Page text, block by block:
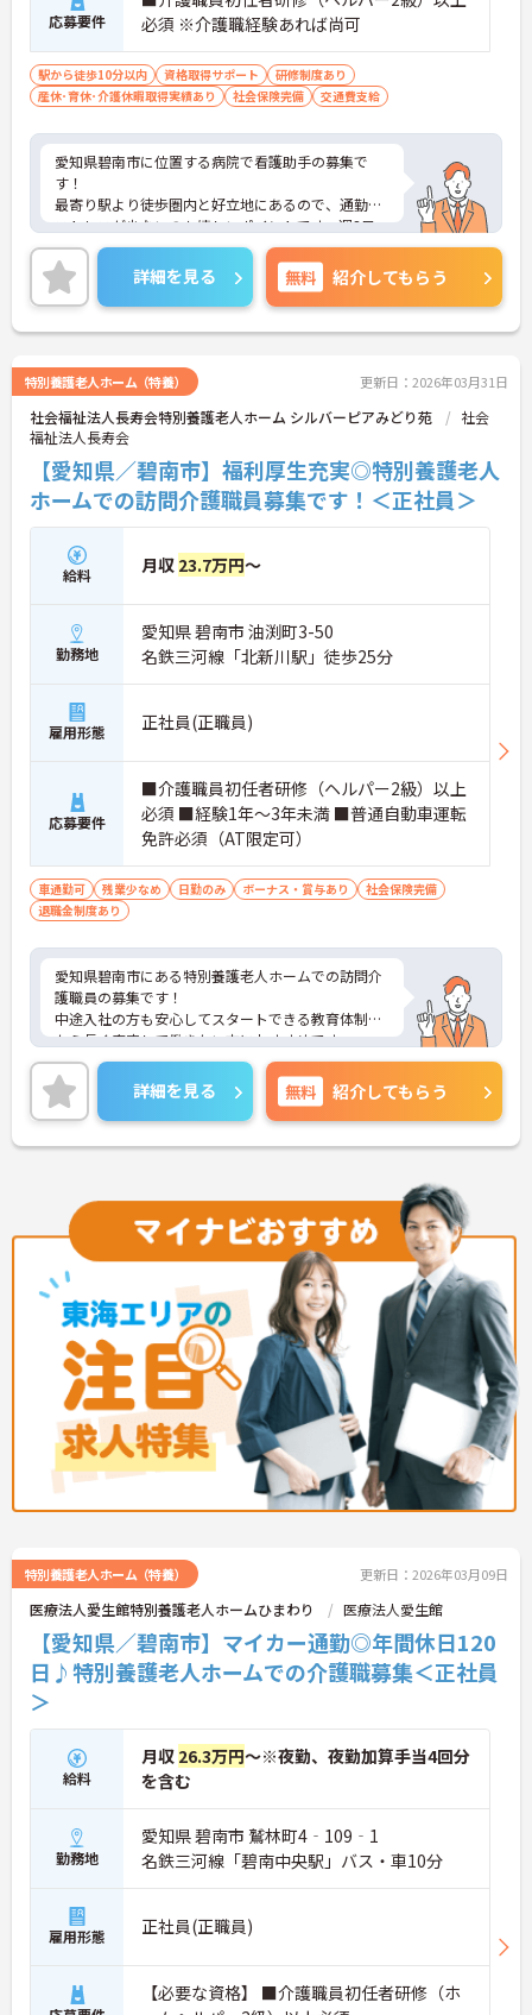
応募要件
必須 ※介護職経験あれば尚可
駅から徒歩10分以内 資格取得サポート
研修制度あり
産休･育休･介護休暇取得実績あり
社会保険完備 交通費支給
愛知県碧南市に位置する病院で看護助手の募集で
す！
最寄り駅より徒歩圏内と好立地にあるので、通勤の
ストレスが少ないのも嬉しいポイントです。週3日～
勤務OKでシフトの相談も可能なため自分のペースで
働くことができます！昇給制度があり、頑張りが評
価されてしっかりと還元されます。
こちらの求人にご興味がございましたら面接のポイ
ントもお伝えしますので是非ご応募お待ちしており
詳細を見る 無料 紹介してもらう
特別養護老人ホーム（特養） 更新日：2026年03月31日
社会福祉法人長寿会特別養護老人ホーム シルバーピアみどり苑
社会
福祉法人長寿会
【愛知県／碧南市】福利厚生充実◎特別養護老人
ホームでの訪問介護職員募集です！＜正社員＞
給料 月収 23.7万円～
勤務地
愛知県 碧南市 油渕町3-50
名鉄三河線「北新川駅」徒歩25分
雇用形態 正社員(正職員)
応募要件
■介護職員初任者研修（ヘルパー2級）以上
必須 ■経験1年～3年未満 ■普通自動車運転
免許必須（AT限定可）
車通勤可 残業少なめ 日勤のみ ボーナス・賞与あり
社会保険完備
退職金制度あり
愛知県碧南市にある特別養護老人ホームでの訪問介
護職員の募集です！
中途入社の方も安心してスタートできる教育体制だ
から長く安定して働きたい方におすすめです。
ご興味がある方は、ご面接のポイントをお伝えしま
すので、お気軽にお問い合わせください。
詳細を見る 無料 紹介してもらう
特別養護老人ホーム（特養） 更新日：2026年03月09日
医療法人愛生館特別養護老人ホームひまわり 医療法人愛生館
【愛知県／碧南市】マイカー通勤◎年間休日120
日♪特別養護老人ホームでの介護職募集＜正社員
＞
給料
月収 26.3万円～※夜勤、夜勤加算手当4回分
を含む
勤務地
愛知県 碧南市 鷲林町4‐109‐1
名鉄三河線「碧南中央駅」バス・車10分
雇用形態 正社員(正職員)
【必要な資格】 ■介護職員初任者研修（ホ